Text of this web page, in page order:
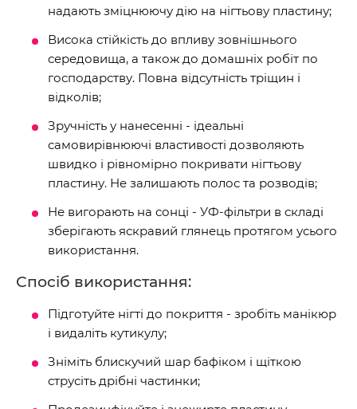
надають зміцнюючу дію на нігтьову пластину;
Висока стійкість до впливу зовнішнього
середовища, а також до домашніх робіт по
господарству. Повна відсутність тріщин і
відколів;
Зручність у нанесенні - ідеальні
самовирівнюючі властивості дозволяють
швидко і рівномірно покривати нігтьову
пластину. Не залишають полос та розводів;
Не вигорають на сонці - УФ-фільтри в складі
зберігають яскравий глянець протягом усього
використання.
Спосіб використання:
Підготуйте нігті до покриття - зробіть манікюр
і видаліть кутикулу;
Зніміть блискучий шар бафіком і щіткою
струсіть дрібні частинки;